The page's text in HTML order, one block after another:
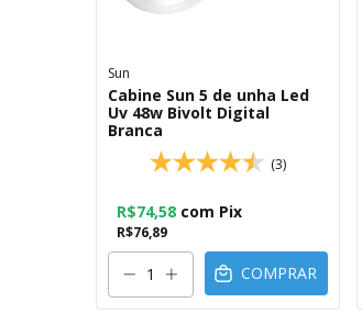
Sun
Cabine Sun 5 de unha Led
Uv 48w Bivolt Digital
Branca
(3)
R$76,89
R$74,58 com Pix
COMPRAR